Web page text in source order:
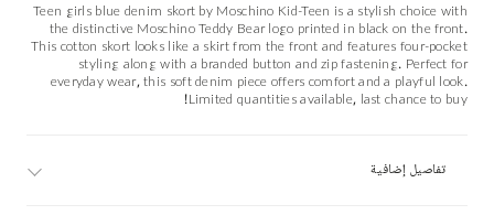
Teen girls blue denim skort by Moschino Kid-Teen is a stylish choice with
the distinctive Moschino Teddy Bear logo printed in black on the front.
This cotton skort looks like a skirt from the front and features four-pocket
styling along with a branded button and zip fastening. Perfect for
everyday wear, this soft denim piece offers comfort and a playful look.
Limited quantities available, last chance to buy!
تفاصيل إضافية